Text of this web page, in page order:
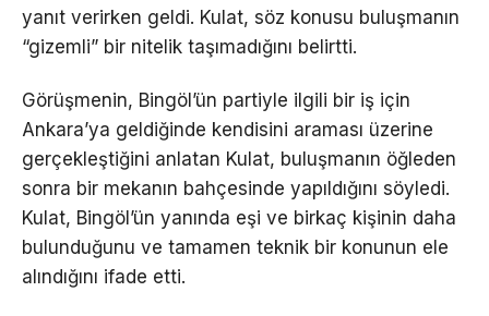
yanıt verirken geldi. Kulat, söz konusu buluşmanın
“gizemli” bir nitelik taşımadığını belirtti.
Görüşmenin, Bingöl’ün partiyle ilgili bir iş için
Ankara’ya geldiğinde kendisini araması üzerine
gerçekleştiğini anlatan Kulat, buluşmanın öğleden
sonra bir mekanın bahçesinde yapıldığını söyledi.
Kulat, Bingöl’ün yanında eşi ve birkaç kişinin daha
bulunduğunu ve tamamen teknik bir konunun ele
alındığını ifade etti.